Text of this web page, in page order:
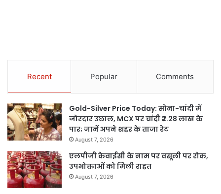
Recent Popular Comments
Gold-Silver Price Today: सोना-चांदी में
जोरदार उछाल, MCX पर चांदी ₹2.28 लाख के
पार; जानें अपने शहर के ताजा रेट
August 7, 2026
एलपीजी केवाईसी के नाम पर वसूली पर रोक,
उपभोक्ताओं को मिली राहत
August 7, 2026